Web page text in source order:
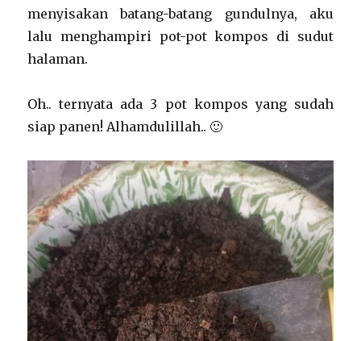
menyisakan batang-batang gundulnya, aku
lalu menghampiri pot-pot kompos di sudut
halaman.
Oh.. ternyata ada 3 pot kompos yang sudah
siap panen! Alhamdulillah.. 🙂